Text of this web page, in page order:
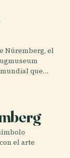
Núremberg, el
que…
el arte